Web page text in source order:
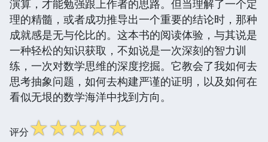
演算，才能勉强跟上作者的思路。但当理解了一个定
理的精髓，或者成功推导出一个重要的结论时，那种
成就感是无与伦比的。这本书的阅读体验，与其说是
一种轻松的知识获取，不如说是一次深刻的智力训
练，一次对数学思维的深度挖掘。它教会了我如何去
思考抽象问题，如何去构建严谨的证明，以及如何在
看似无垠的数学海洋中找到方向。
评分☆☆☆☆☆